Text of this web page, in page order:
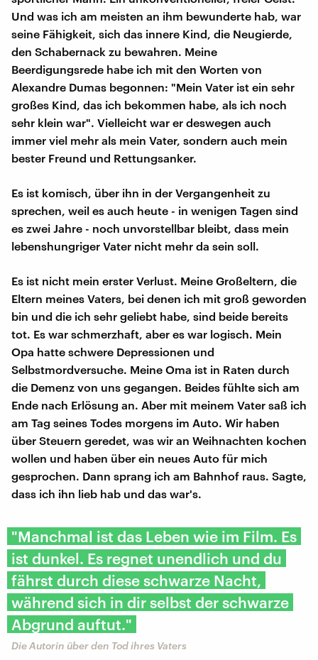
Und was ich am meisten an ihm bewunderte hab, war
seine Fähigkeit, sich das innere Kind, die Neugierde,
den Schabernack zu bewahren. Meine
Beerdigungsrede habe ich mit den Worten von
Alexandre Dumas begonnen: "Mein Vater ist ein sehr
großes Kind, das ich bekommen habe, als ich noch
sehr klein war". Vielleicht war er deswegen auch
immer viel mehr als mein Vater, sondern auch mein
bester Freund und Rettungsanker.
Es ist komisch, über ihn in der Vergangenheit zu
sprechen, weil es auch heute - in wenigen Tagen sind
es zwei Jahre - noch unvorstellbar bleibt, dass mein
lebenshungriger Vater nicht mehr da sein soll.
Es ist nicht mein erster Verlust. Meine Großeltern, die
Eltern meines Vaters, bei denen ich mit groß geworden
bin und die ich sehr geliebt habe, sind beide bereits
tot. Es war schmerzhaft, aber es war logisch. Mein
Opa hatte schwere Depressionen und
Selbstmordversuche. Meine Oma ist in Raten durch
die Demenz von uns gegangen. Beides fühlte sich am
Ende nach Erlösung an. Aber mit meinem Vater saß ich
am Tag seines Todes morgens im Auto. Wir haben
über Steuern geredet, was wir an Weihnachten kochen
wollen und haben über ein neues Auto für mich
gesprochen. Dann sprang ich am Bahnhof raus. Sagte,
dass ich ihn lieb hab und das war's.
"Manchmal ist das Leben wie im Film. Es
ist dunkel. Es regnet unendlich und du
fährst durch diese schwarze Nacht,
während sich in dir selbst der schwarze
Abgrund auftut."
Die Autorin über den Tod ihres Vaters